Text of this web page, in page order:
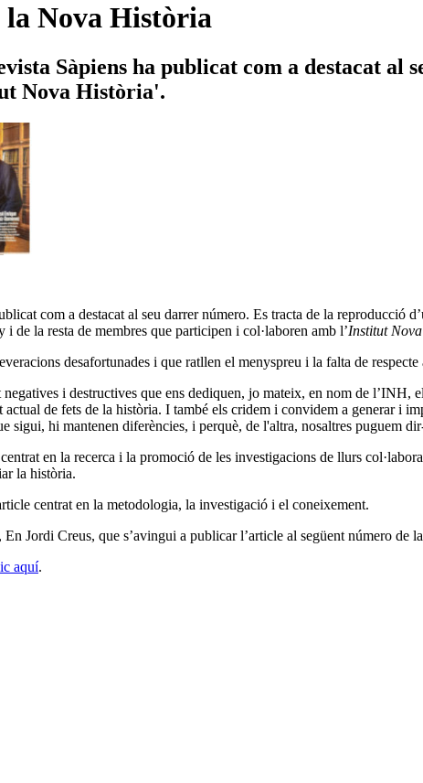
la Nova Història
Sàpiens ha publicat com a destacat al
Nova Història'.
com a destacat al seu darrer número. Es tracta de la reproducció
de la resta de membres que participen i col·laboren amb l’Institut
desafortunades i que ratllen el menyspreu i la falta de
i destructives que ens dediquen, jo mateix, en nom de
actual de fets de la història. I també els cridem i convidem a generar i
sigui, hi mantenen diferències, i perquè, de l'altra, nosaltres puguem
en la recerca i la promoció de les investigacions de llurs
la història.
centrat en la metodologia, la investigació i el coneixement.
Jordi Creus, que s’avingui a publicar l’article al següent número de
aquí.